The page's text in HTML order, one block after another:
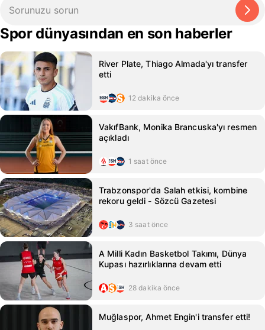
Spor dünyasından en son haberler
River Plate, Thiago Almada'yı transfer
etti
12 dakika önce
VakıfBank, Monika Brancuska'yı resmen
açıkladı
1 saat önce
Trabzonspor'da Salah etkisi, kombine
rekoru geldi - Sözcü Gazetesi
3 saat önce
A Milli Kadın Basketbol Takımı, Dünya
Kupası hazırlıklarına devam etti
28 dakika önce
Muğlaspor, Ahmet Engin'i transfer etti!